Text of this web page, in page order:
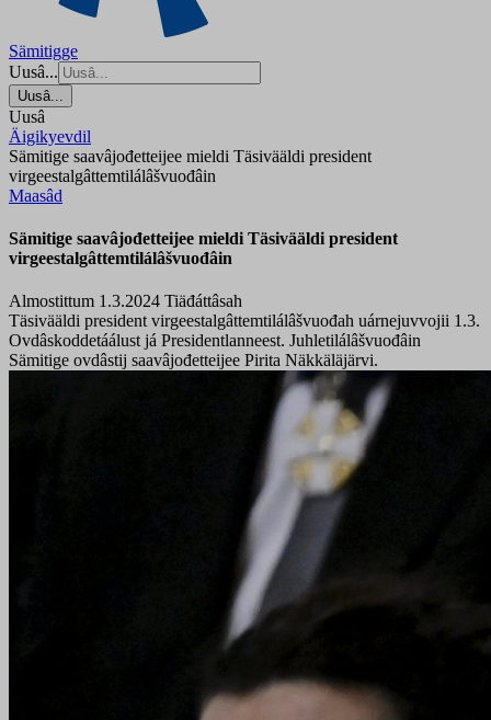
Sämitigge
Uusâ...
Uusâ...
Uusâ
Äigikyevdil
Sämitige saavâjođetteijee mieldi Täsivääldi president
virgeestalgâttemtilálâšvuođâin
Maasâd
Sämitige saavâjođetteijee mieldi Täsivääldi president
virgeestalgâttemtilálâšvuođâin
Almostittum 1.3.2024 Tiäđáttâsah
Täsivääldi president virgeestalgâttemtilálâšvuođah uárnejuvvojii 1.3.
Ovdâskoddetáálust já Presidentlanneest. Juhletilálâšvuođâin
Sämitige ovdâstij saavâjođetteijee Pirita Näkkäläjärvi.